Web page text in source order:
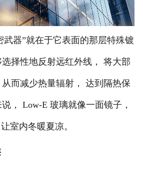
武器”就在于它表面的那层特殊镀
择性地反射远红外线， 将大部
而减少热量辐射， 达到隔热保
， Low-E 玻璃就像一面镜子，
室内冬暖夏凉。